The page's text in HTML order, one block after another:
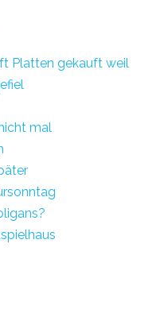
Platten gekauft weil
mal